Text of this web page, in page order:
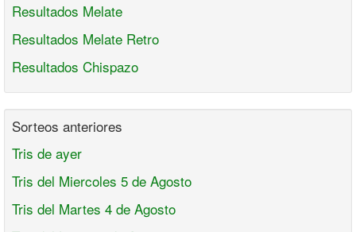
Resultados Melate
Resultados Melate Retro
Resultados Chispazo
Sorteos anteriores
Tris de ayer
Tris del Miercoles 5 de Agosto
Tris del Martes 4 de Agosto